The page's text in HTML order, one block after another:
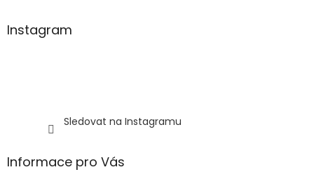
Instagram
Sledovat na Instagramu
Informace pro Vás